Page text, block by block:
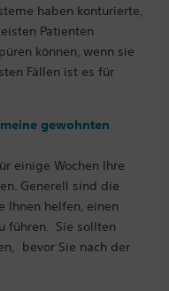
haben konturierte,
Patienten
können, wenn sie
Fällen ist es für
gewohnten
einige Wochen Ihre
Generell sind die
Ihnen helfen, einen
führen. Sie sollten
bevor Sie nach der